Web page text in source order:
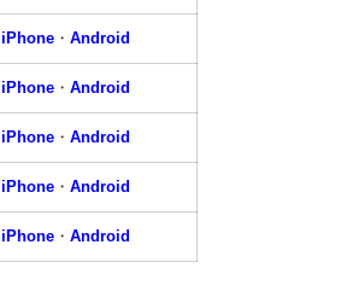
iPhone ・ Android
iPhone ・ Android
iPhone ・ Android
iPhone ・ Android
iPhone ・ Android